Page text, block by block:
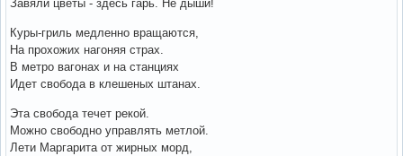
Завяли цветы - здесь гарь. Не дыши!
Куры-гриль медленно вращаются,
На прохожих нагоняя страх.
В метро вагонах и на станциях
Идет свобода в клешеных штанах.
Эта свобода течет рекой.
Можно свободно управлять метлой.
Лети Маргарита от жирных морд,